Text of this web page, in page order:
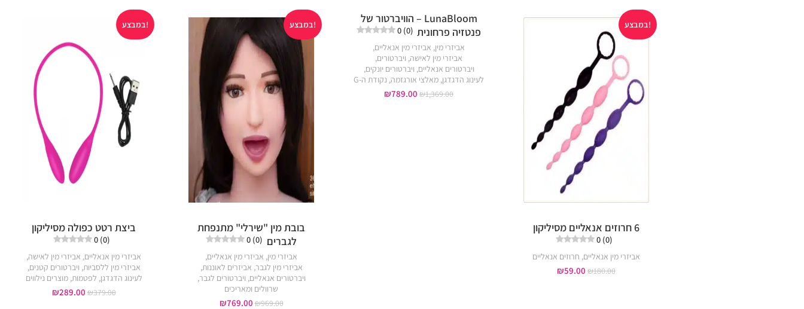
במבצע!
6 חרוזים אנאליים מסיליקון
0 (0)
אביזרי מין אנאליים, חרוזים אנאליים
₪180.00
₪59.00
LunaBloom – הוויברטור של
פנטזיה פרחונית 0 (0)
אביזרי מין, אביזרי מין אנאליים,
אביזרי מין לאישה, ויברטורים,
ויברטורים אנאליים, ויברטורים יונקים,
לעינוג הדגדגן, מאלצי אורגזמה, נקודת ה-G
₪1,369.00
₪789.00
במבצע!
בובת מין "שירלי" מתנפחת
לגברים 0 (0)
אביזרי מין, אביזרי מין אנאליים,
אביזרי מין לגבר, אביזרים לאוננות,
ויברטורים אנאליים, ויברטורים לגבר,
שרוולים ומאריכים
₪969.00
₪769.00
במבצע!
ביצת רטט כפולה מסיליקון
0 (0)
אביזרי מין אנאליים, אביזרי מין לאישה,
אביזרי מין ללסביות, ויברטורים קטנים,
לעינוג הדגדגן, לפטמות,מוצרים נילווים
₪379.00
₪289.00